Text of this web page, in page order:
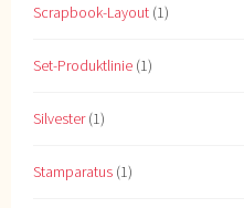
Scrapbook-Layout (1)
Set-Produktlinie (1)
Silvester(1)
Stamparatus (1)